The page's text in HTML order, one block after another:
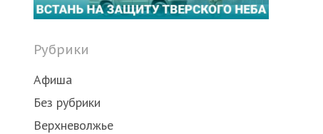
Рубрики
Афиша
Без рубрики
Верхневолжье